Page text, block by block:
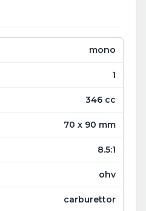
mono
1
346 cc
70 x 90 mm
8.5:1
ohv
carburettor